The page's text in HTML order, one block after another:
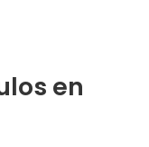
en